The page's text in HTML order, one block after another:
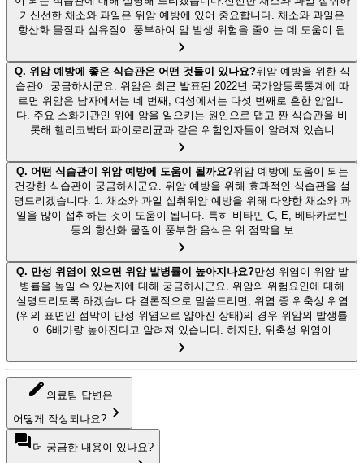
기신선한 채소와 과일은 위암 예방에 있어 중요합니다. 채소와 과일은
항산화 물질과 섬유질이 풍부하여 암 발생 위험을 줄이는 데 도움이 됩
Q. 위암 예방에 좋은 식습관은 어떤 것들이 있나요?위암 예방을 위한 식
습관이 궁금하시군요. 위암은 최근 발표된 2022년 국가암등록통계에 따
르면 위암은 남자에서는 네 번째, 여성에서는 다섯 번째로 흔한 암입니
다. 주요 소화기관인 위에 암을 일으키는 원인으로 맵고 짠 식습관을 비
롯해 헬리코박터 파이로리균과 같은 위험인자들이 알려져 있습니
Q. 어떤 식습관이 위암 예방에 도움이 될까요?위암 예방에 도움이 되는
건강한 식습관이 궁금하시군요. 위암 예방을 위해 효과적인 식습관을 설
명드리겠습니다. 1. 채소와 과일 섭취위암 예방을 위해 다양한 채소와 과
일을 많이 섭취하는 것이 도움이 됩니다. 특히 비타민 C, E, 베타카로틴
등의 항산화 물질이 풍부한 음식은 위 점막을 보
Q. 만성 위염이 있으면 위암 발병률이 높아지나요?만성 위염이 위암 발
병률을 높일 수 있는지에 대해 궁금하시군요. 위암의 위험요인에 대해
설명드리도록 하겠습니다.결론적으로 말씀드리면, 위염 중 위축성 위염
(위의 표면인 점막이 만성 위염으로 얇아진 상태)의 경우 위암의 발생률
이 6배가량 높아진다고 알려져 있습니다. 하지만, 위축성 위염이
의료팀 답변은
어떻게 작성되나요?
더 궁금한 내용이 있나요?